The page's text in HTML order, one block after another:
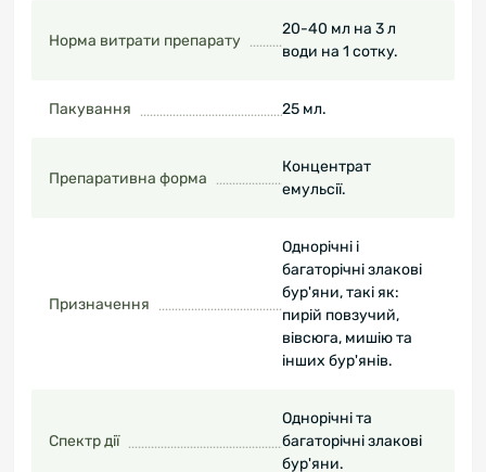
Норма витрати препарату
20-40 мл на 3 л
води на 1 сотку.
Пакування 25 мл.
Препаративна форма
Концентрат
емульсії.
Призначення
Однорічні і
багаторічні злакові
бур'яни, такі як:
пирій повзучий,
вівсюга, мишію та
інших бур'янів.
Спектр дії
Однорічні та
багаторічні злакові
бур'яни.